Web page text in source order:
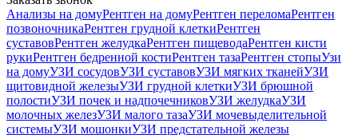
Анализы на домуРентген на домуРентген переломаРентген
позвоночникаРентген грудной клеткиРентген
суставовРентген желудкаРентген пищеводаРентген кисти
рукиРентген бедренной костиРентген тазаРентген стопыУзи
на домуУЗИ сосудовУЗИ суставовУЗИ мягких тканейУЗИ
щитовидной железыУЗИ грудной клеткиУЗИ брюшной
полостиУЗИ почек и надпочечниковУЗИ желудкаУЗИ
молочных железУЗИ малого тазаУЗИ мочевыделительной
системыУЗИ мошонкиУЗИ предстательной железы